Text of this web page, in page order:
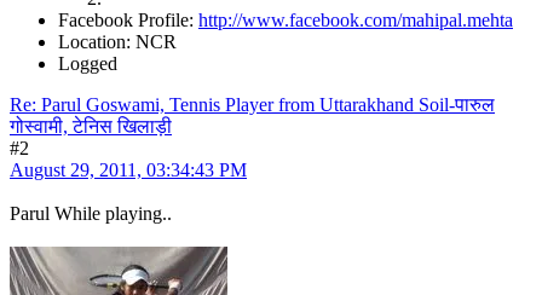
Facebook Profile: http://www.facebook.com/mahipal.mehta
Location: NCR
Logged
Re: Parul Goswami, Tennis Player from Uttarakhand Soil-पारुल
गोस्वामी, टेनिस खिलाड़ी
#2
August 29, 2011, 03:34:43 PM
Parul While playing..